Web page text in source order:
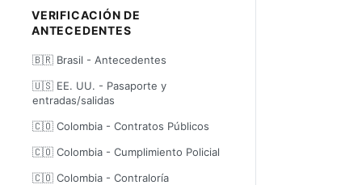
VERIFICACIÓN DE
ANTECEDENTES
🇧🇷 Brasil - Antecedentes
🇺🇸 EE. UU. - Pasaporte y
entradas/salidas
🇨🇴 Colombia - Contratos Públicos
🇨🇴 Colombia - Cumplimiento Policial
🇨🇴 Colombia - Contraloría